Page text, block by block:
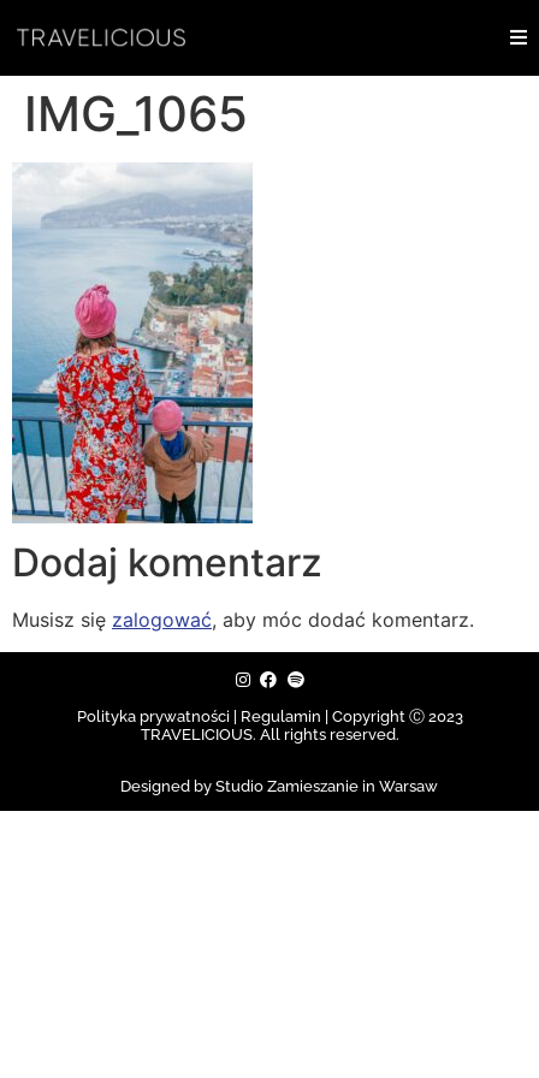
IMG_1065
Dodaj komentarz
Musisz się zalogować, aby móc dodać komentarz.
Polityka prywatności | Regulamin | Copyright Ⓒ 2023
TRAVELICIOUS. All rights reserved.
Designed by Studio Zamieszanie in Warsaw